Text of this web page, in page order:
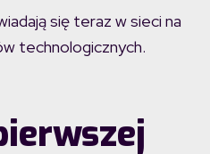
się teraz w sieci na
technologicznych.